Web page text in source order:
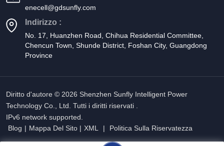
enecell@gdsunfly.com
Indirizzo :
No. 17, Huanzhen Road, Chihua Residential Committee,
Chencun Town, Shunde District, Foshan City, Guangdong
Province
Diritto d'autore © 2026 Shenzhen Sunfly Intelligent Power
Technology Co., Ltd. Tutti i diritti riservati .
IPv6 network supported.
Blog | Mappa Del Sito | XML | Politica Sulla Riservatezza